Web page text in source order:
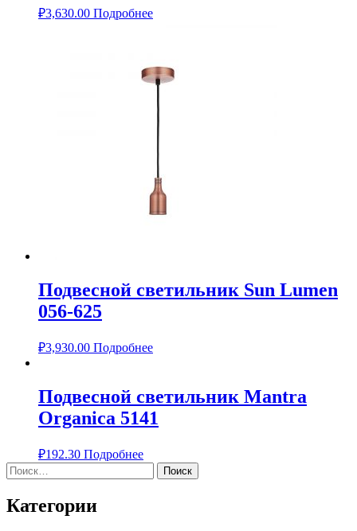
₽3,630.00 Подробнее
Подвесной светильник Sun Lumen
056-625
₽3,930.00 Подробнее
Подвесной светильник Mantra
Organica 5141
₽192.30 Подробнее
Найти:
Категории